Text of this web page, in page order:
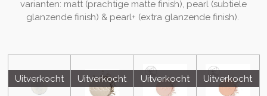
varianten: matt (prachtige matte finish), pearl (subtiele
glanzende finish) & pearl+ (extra glanzende finish).
Uitverkocht Uitverkocht Uitverkocht Uitverkocht